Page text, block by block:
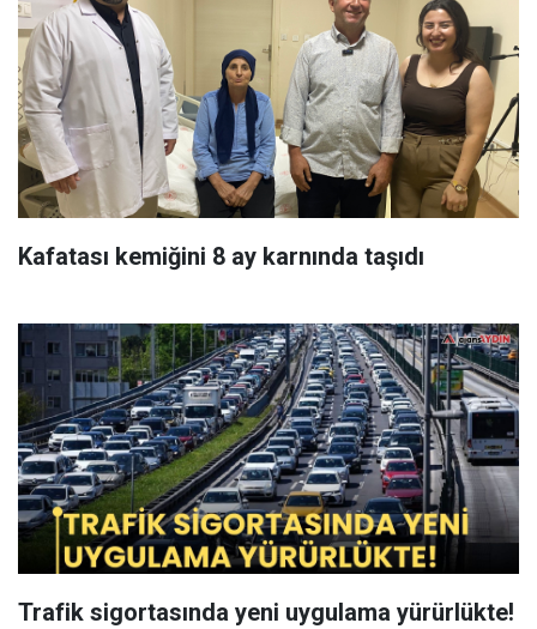
Kafatası kemiğini 8 ay karnında taşıdı
Trafik sigortasında yeni uygulama yürürlükte!